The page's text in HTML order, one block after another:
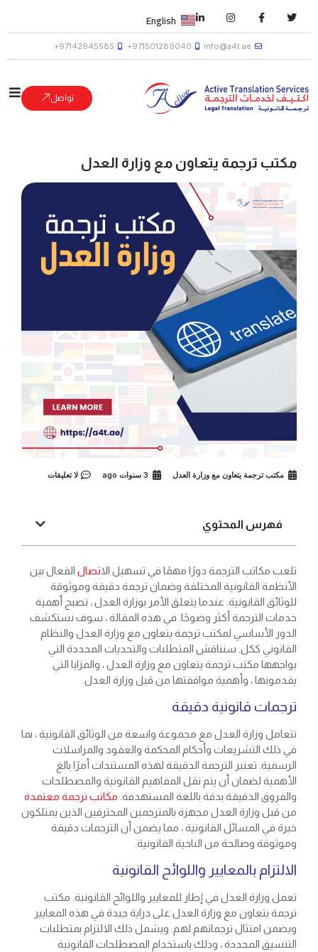
info@a4t.ae
971501289040+
97142945585+
English
تواصل
مكتب ترجمة يتعاون مع وزارة العدل
مكتب ترجمة يتعاون مع وزارة العدل 3 سنوات ago لا تعليقات
فهرس المحتوي
تلعب مكاتب الترجمة دورًا مهمًا في تسهيل الاتصال الفعال بين
الأنظمة القانونية المختلفة وضمان ترجمة دقيقة وموثوقة
للوثائق القانونية. عندما يتعلق الأمر بوزارة العدل ، تصبح أهمية
خدمات الترجمة أكثر وضوحًا. في هذه المقالة ، سوف نستكشف
الدور الأساسي لمكتب ترجمة يتعاون مع وزارة العدل والنظام
القانوني ككل. سنناقش المتطلبات والتحديات المحددة التي
يواجهها مكتب ترجمة يتعاون مع وزارة العدل ، والمزايا التي
يقدمونها ، وأهمية موافقتها من قبل وزارة العدل.
ترجمات قانونية دقيقة
تتعامل وزارة العدل مع مجموعة واسعة من الوثائق القانونية ، بما
في ذلك التشريعات وأحكام المحكمة والعقود والمراسلات
الرسمية. تعتبر الترجمة الدقيقة لهذه المستندات أمرًا بالغ
الأهمية لضمان أن يتم نقل المفاهيم القانونية والمصطلحات
والفروق الدقيقة بدقة باللغة المستهدفة. مكاتب ترجمة معتمدة
من قبل وزارة العدل مجهزة بالمترجمين المحترفين الذين يمتلكون
خبرة في المسائل القانونية ، مما يضمن أن الترجمات دقيقة
وموثوقة وصالحة من الناحية القانونية.
الالتزام بالمعايير واللوائح القانونية
تعمل وزارة العدل في إطار للمعايير واللوائح القانونية. مكتب
ترجمة يتعاون مع وزارة العدل على دراية جيدة في هذه المعايير
ويضمن امتثال ترجماتهم لهم. ويشمل ذلك الالتزام بمتطلبات
التنسيق المحددة ، وذلك باستخدام المصطلحات القانونية